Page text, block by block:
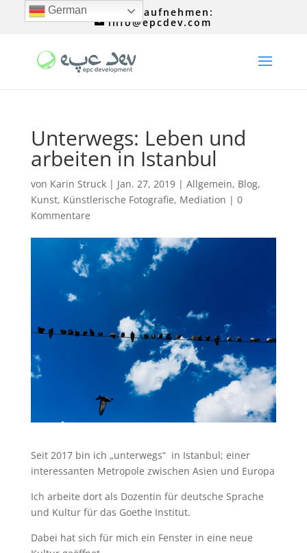
Kontakt aufnehmen:
info@epcdev.com
Unterwegs: Leben und
arbeiten in Istanbul
von Karin Struck| Jan. 27, 2019| Allgemein, Blog,
Kunst, Künstlerische Fotografie, Mediation | 0
Kommentare
Seit 2017 bin ich „unterwegs“ in Istanbul; einer
interessanten Metropole zwischen Asien und Europa
Ich arbeite dort als Dozentin für deutsche Sprache
und Kultur für das Goethe Institut.
Dabei hat sich für mich ein Fenster in eine neue
German